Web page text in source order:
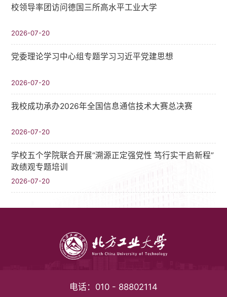
校领导率团访问德国三所高水平工业大学
2026-07-20
党委理论学习中心组专题学习习近平党建思想
2026-07-20
我校成功承办2026年全国信息通信技术大赛总决赛
2026-07-20
学校五个学院联合开展“溯源正定强党性 笃行实干启新程”
政绩观专题培训
2026-07-20
电话： 010 - 88802114